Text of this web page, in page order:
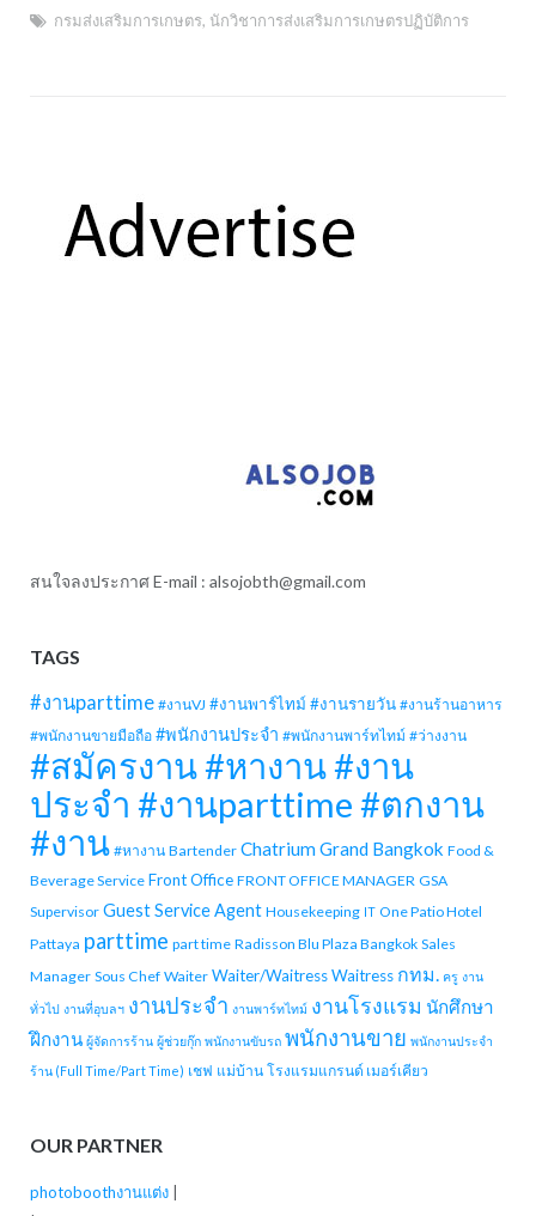
กรมส่งเสริมการเกษตร, นักวิชาการส่งเสริมการเกษตรปฏิบัติการ
สนใจลงประกาศ E-mail : alsojobth@gmail.com
TAGS
#งานparttime #งานVJ #งานพาร์ไทม์ #งานรายวัน #งานร้านอาหาร
#พนักงานขายมือถือ #พนักงานประจำ #พนักงานพาร์ทไทม์ #ว่างงาน
#สมัครงาน #หางาน #งาน
ประจำ #งานparttime #ตกงาน
#งาน #หางาน Bartender Chatrium Grand Bangkok Food &
Beverage Service Front Office FRONT OFFICE MANAGER GSA
Supervisor Guest Service Agent Housekeeping IT One Patio Hotel
Pattaya parttime part time Radisson Blu Plaza Bangkok Sales
Manager Sous Chef Waiter Waiter/WaitressWaitress กทม. ครู งาน
ทั่วไป งานที่อุบลฯ งานประจำ งานพาร์ทไทม์ งานโรงแรม นักศึกษา
ฝึกงาน ผู้จัดการร้าน ผู้ช่วยกุ๊ก พนักงานขับรถ พนักงานขาย พนักงานประจำ
ร้าน (Full Time/Part Time) เชฟ แม่บ้าน โรงแรมแกรนด์ เมอร์เคียว
OUR PARTNER
photoboothงานแต่ง|